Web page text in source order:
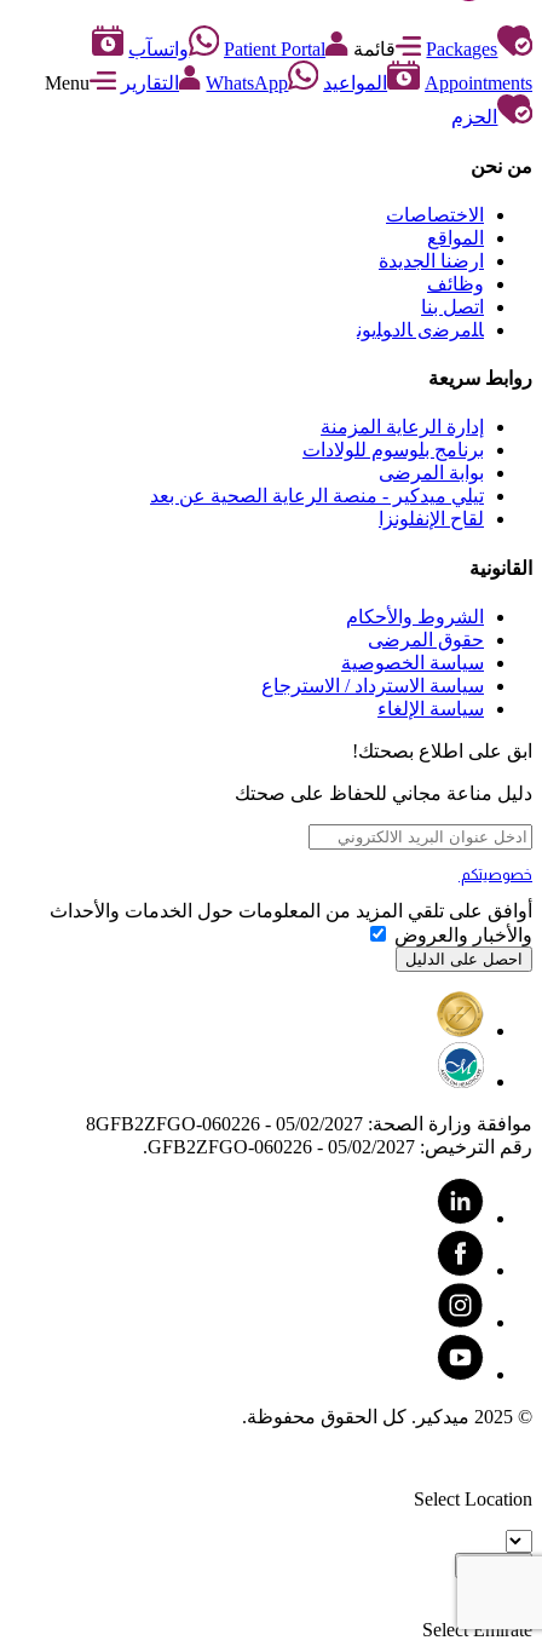
Packages قائمة Patient Portal
واتسآب
Appointments
المواعيد WhatsApp التقارير
Menu
الحزم
من نحن
الاختصاصات
المواقع
ارضنا الجديدة
وظائف
اتصل بنا
ﺎﻠﻣﺮﺿﻯ ﺎﻟﺩﻮﻠﻳﻮﻧ
روابط سريعة
إدارة الرعاية المزمنة
برنامج بلوسوم للولادات
بوابة المرضى
تيلي ميدكير - منصة الرعاية الصحية عن بعد
لقاح الإنفلونزا
القانونية
الشروط والأحكام
حقوق المرضى
سياسة الخصوصية
سياسة الاسترداد / الاسترجاع
سياسة الإلغاء
ابق على اطلاع بصحتك!
دليل مناعة مجاني للحفاظ على صحتك
خصوصيتكم
أوافق على تلقي المزيد من المعلومات حول الخدمات والأحداث
والأخبار والعروض
موافقة وزارة الصحة: 8GFB2ZFGO-060226 - 05/02/2027
رقم الترخيص: GFB2ZFGO-060226 - 05/02/2027.
© 2025 ميدكير. كل الحقوق محفوظة.
Select Location
Select Emirate